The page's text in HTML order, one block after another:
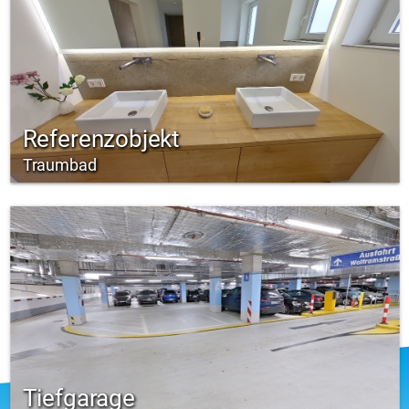
Referenzobjekt
Traumbad
Tiefgarage